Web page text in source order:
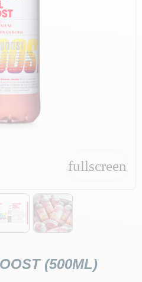
fullscreen
fullscreen
(500ML)